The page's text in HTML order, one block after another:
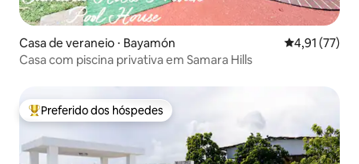
Casa de veraneio ⋅ Bayamón 4,91 de uma
4,91 (77)
Casa com piscina privativa em Samara Hills
Entre os melhores preferidos dos hóspedes
Preferido dos hóspedes